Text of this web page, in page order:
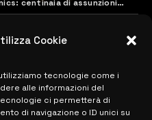
Cookie
tecnologie come i
alle informazioni del
ci permetterà di
di navigazione o ID unici su
centinaia di assunzioni